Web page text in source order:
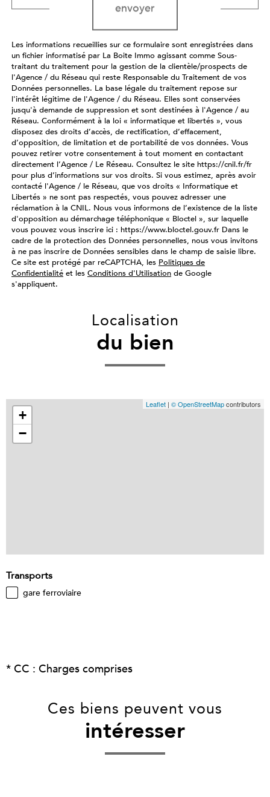
envoyer
Les informations recueillies sur ce formulaire sont enregistrées dans
un fichier informatisé par La Boite Immo agissant comme Sous-
traitant du traitement pour la gestion de la clientèle/prospects de
l'Agence / du Réseau qui reste Responsable du Traitement de vos
Données personnelles. La base légale du traitement repose sur
l'intérêt légitime de l'Agence / du Réseau. Elles sont conservées
jusqu'à demande de suppression et sont destinées à l'Agence / au
Réseau. Conformément à la loi « informatique et libertés », vous
disposez des droits d’accès, de rectification, d’effacement,
d’opposition, de limitation et de portabilité de vos données. Vous
pouvez retirer votre consentement à tout moment en contactant
directement l’Agence / Le Réseau. Consultez le site https://cnil.fr/fr
pour plus d’informations sur vos droits. Si vous estimez, après avoir
contacté l'Agence / le Réseau, que vos droits « Informatique et
Libertés » ne sont pas respectés, vous pouvez adresser une
réclamation à la CNIL. Nous vous informons de l’existence de la liste
d'opposition au démarchage téléphonique « Bloctel », sur laquelle
vous pouvez vous inscrire ici : https://www.bloctel.gouv.fr Dans le
cadre de la protection des Données personnelles, nous vous invitons
à ne pas inscrire de Données sensibles dans le champ de saisie libre.
Ce site est protégé par reCAPTCHA, les Politiques de
Confidentialité et les Conditions d'Utilisation de Google
s'appliquent.
Localisation
du bien
+
−
Leaflet | © OpenStreetMapcontributors
Transports
gare ferroviaire
* CC : Charges comprises
Ces biens peuvent vous
intéresser